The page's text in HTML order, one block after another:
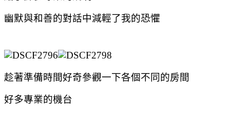
幽默與和善的對話中減輕了我的恐懼
趁著準備時間好奇參觀一下各個不同的房間
好多專業的機台